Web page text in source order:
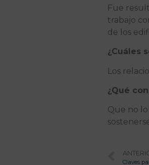
Fue
trabajo
de los
¿Cuáles
Los
¿Qué
Que no
Claves